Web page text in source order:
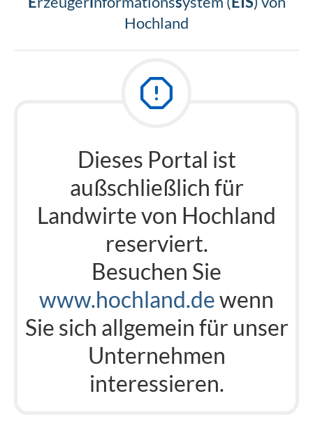
Hochland
Dieses Portal ist
außschließlich für
Landwirte von Hochland
reserviert.
Besuchen Sie
www.hochland.dewenn
Sie sich allgemein für unser
Unternehmen
interessieren.